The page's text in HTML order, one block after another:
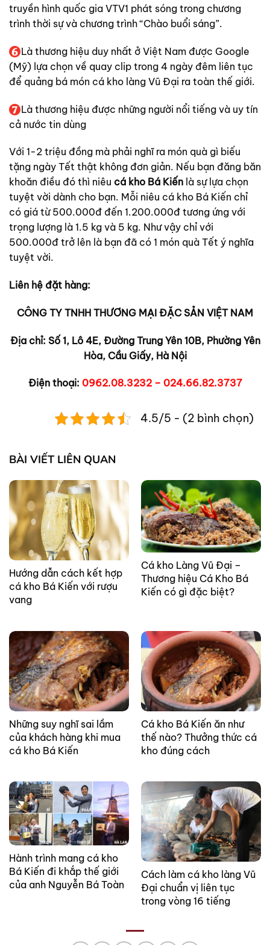
truyền hình quốc gia VTV1 phát sóng trong chương
trình thời sự và chương trình “Chào buổi sáng”.
Là thương hiệu duy nhất ở Việt Nam được Google
(Mỹ) lựa chọn về quay clip trong 4 ngày đêm liên tục
để quảng bá món cá kho làng Vũ Đại ra toàn thế giới.
Là thương hiệu được những người nổi tiếng và uy tín
cả nước tin dùng
Với 1-2 triệu đồng mà phải nghĩ ra món quà gì biếu
tặng ngày Tết thật không đơn giản. Nếu bạn đăng băn
khoăn điều đó thì niêu cá kho Bá Kiến là sự lựa chọn
tuyệt vời dành cho bạn. Mỗi niêu cá kho Bá Kiến chỉ
có giá từ 500.000đ đến 1.200.000đ tương ứng với
trọng lượng là 1.5 kg và 5 kg. Như vậy chỉ với
500.000đ trở lên là bạn đã có 1 món quà Tết ý nghĩa
tuyệt vời.
Liên hệ đặt hàng:
CÔNG TY TNHH THƯƠNG MẠI ĐẶC SẢN VIỆT NAM
Địa chỉ: Số 1, Lô 4E, Đường Trung Yên 10B, Phường Yên
Hòa, Cầu Giấy, Hà Nội
Điện thoại: 0962.08.3232 – 024.66.82.3737
4.5/5 - (2 bình chọn)
BÀI VIẾT LIÊN QUAN
Hướng dẫn cách kết hợp
cá kho Bá Kiến với rượu
vang
Cá kho Làng Vũ Đại –
Thương hiệu Cá Kho Bá
Kiến có gì đặc biệt?
Những suy nghĩ sai lầm
của khách hàng khi mua
cá kho Bá Kiến
Cá kho Bá Kiến ăn như
thế nào? Thưởng thức cá
kho đúng cách
Hành trình mang cá kho
Bá Kiến đi khắp thế giới
của anh Nguyễn Bá Toàn
Cách làm cá kho làng Vũ
Đại chuẩn vị liên tục
trong vòng 16 tiếng